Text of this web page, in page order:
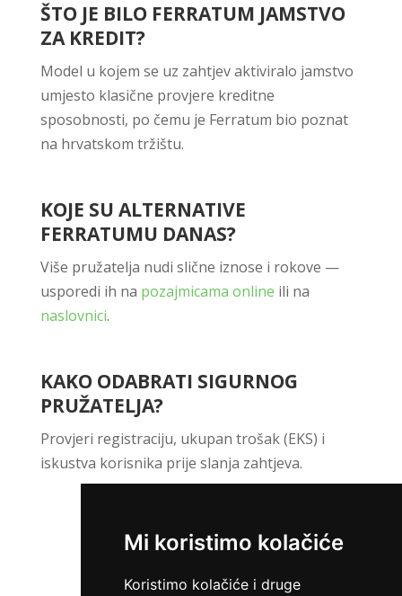
Mi koristimo kolačiće
Koristimo kolačiće i druge
ŠTO JE BILO FERRATUM JAMSTVO
ZA KREDIT?
Model u kojem se uz zahtjev aktiviralo jamstvo
umjesto klasične provjere kreditne
sposobnosti, po čemu je Ferratum bio poznat
na hrvatskom tržištu.
KOJE SU ALTERNATIVE
FERRATUMU DANAS?
Više pružatelja nudi slične iznose i rokove —
usporedi ih na pozajmicama online ili na
naslovnici.
KAKO ODABRATI SIGURNOG
PRUŽATELJA?
Provjeri registraciju, ukupan trošak (EKS) i
iskustva korisnika prije slanja zahtjeva.
ZATRAŽI KREDIT